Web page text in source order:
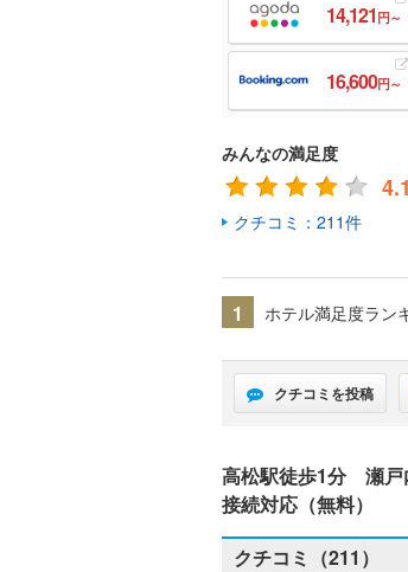
14,121 円～
16,600円～
みんなの満足度
クチコミ：211件
1 ホテル満足度ラン
クチコミを投稿
高松駅徒歩1分 瀬戸
接続対応（無料）
クチコミ（211）